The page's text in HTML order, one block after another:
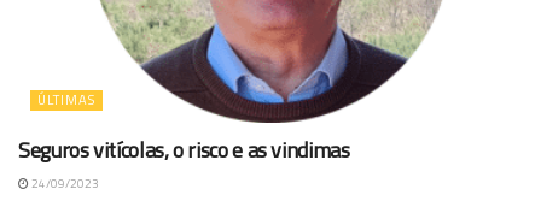
ÚLTIMAS
Seguros vitícolas, o risco e as vindimas
24/09/2023